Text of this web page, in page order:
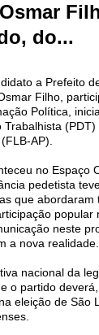
do...
a Prefeito
Filho,
Política,
Trabalhista
AP).
no Espaço
pedetista
que
popular
neste
a nova realidade.
nacional da
o partido
eleição de São